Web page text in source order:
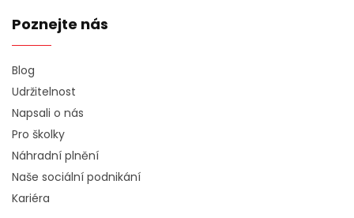
Poznejte nás
Blog
Udržitelnost
Napsali o nás
Pro školky
Náhradní plnění
Naše sociální podnikání
Kariéra